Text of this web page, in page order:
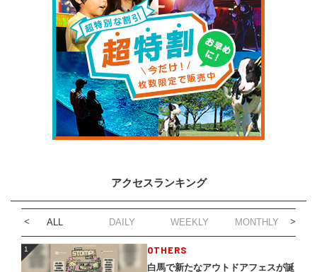
アクセスランキング
ALL DAILY WEEKLY MONTHLY
1 OTHERS
白馬で新たなアウトドアフェスが誕